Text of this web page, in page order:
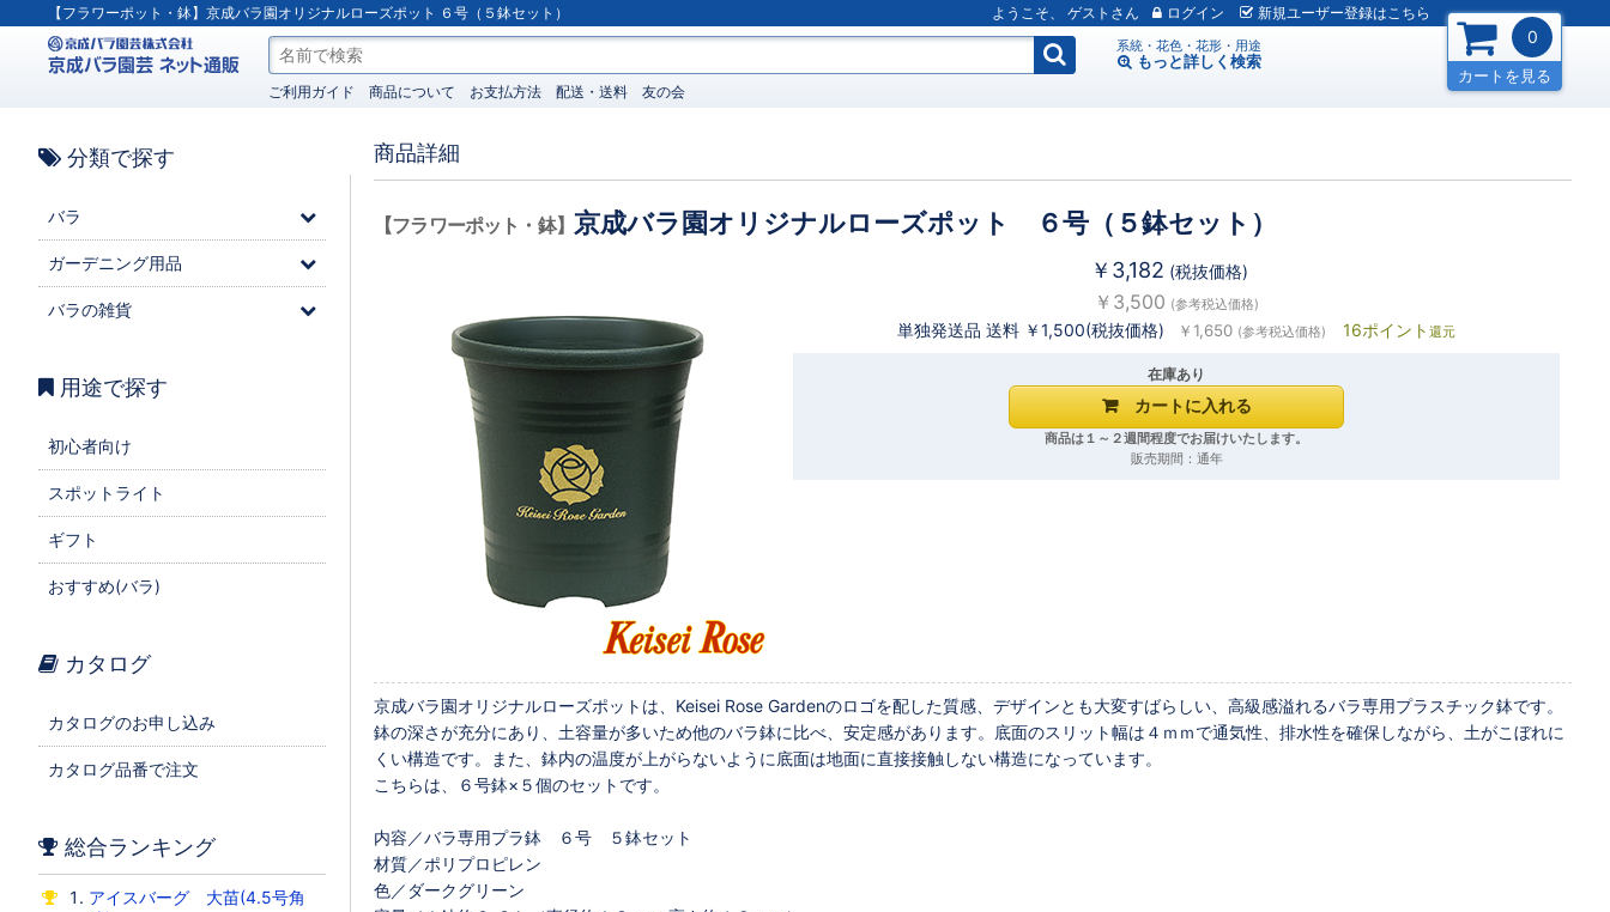
【フラワーポット・鉢】京成バラ園オリジナルローズポット ６号（５鉢セット） ようこそ、 ゲスト ログイン 新規ユーザー登録はこちら
系統・花色・花形・用途
もっと詳しく 検索
0
カートを見る
ご利用ガイド 商品について お支払方法 配送・送料 友の会
商品詳細
【フラワーポット・鉢】 京成バラ園オリジナルローズポット ６号（５鉢セット）
￥3,182 (税抜価格)
￥3,500 (参考税込価格)
単独発送品 送料 ￥1,500(税抜価格) ￥1,650 (参考税込価格) 16ポイント還元
在庫あり
商品は１～２週間程度でお届けいたします。
販売期間：通年
京成バラ園オリジナルローズポットは、Keisei Rose Gardenのロゴを配した質感、デザインとも大変すばらしい、高級感溢れるバラ専用プラスチック鉢です。
鉢の深さが充分にあり、土容量が多いため他のバラ鉢に比べ、安定感があります。底面のスリット幅は４ｍｍで通気性、排水性を確保しながら、土がこぼれに
くい構造です。また、鉢内の温度が上がらないように底面は地面に直接接触しない構造になっています。
こちらは、６号鉢×５個のセットです。
内容／バラ専用プラ鉢 ６号 ５鉢セット
材質／ポリプロピレン
色／ダークグリーン
分類で探す
バラ
ガーデニング用品
バラの雑貨
用途で探す
初心者向け
スポットライト
ギフト
おすすめ(バラ)
カタログ
カタログのお申し込み
カタログ品番で注文
総合ランキング
アイスバーグ 大苗(4.5号角